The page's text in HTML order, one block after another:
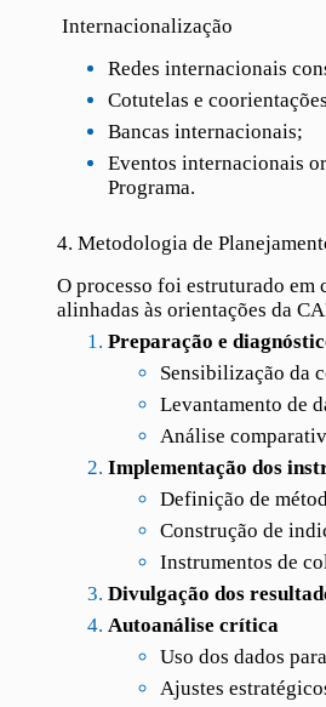
Internacionalização
Redes internacionais
Cotutelas e
Bancas internacionais;
Eventos internacionais
Programa.
4. Metodologia de
O processo foi estruturado em
alinhadas às orientações da
Preparação e
Sensibilização da
Levantamento de
Análise
Implementação dos
Definição de
Construção de
Instrumentos de
Divulgação dos
Autoanálise crítica
Uso dos dados
Ajustes